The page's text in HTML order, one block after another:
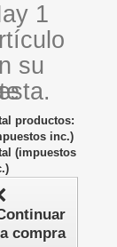
1
su
productos:
inc.)
(impuestos
compra